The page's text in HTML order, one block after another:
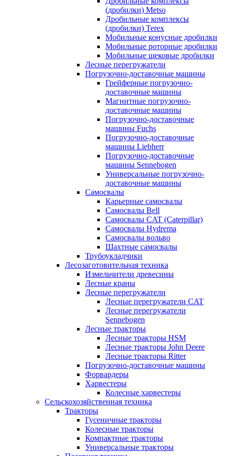
(дробилки) Metso
Дробильные комплексы
(дробилки) Terex
Мобильные конусные дробилки
Мобильные роторные дробилки
Мобильные щековые дробилки
Лесные перегружатели
Погрузочно-доставочные машины
Грейферные погрузочно-
доставочные машины
Магнитные погрузочно-
доставочные машины
Погрузочно-доставочные
машины Fuchs
Погрузочно-доставочные
машины Liebherr
Погрузочно-доставочные
машины Sennebogen
Универсальные погрузочно-
доставочные машины
Самосвалы
Карьерные самосвалы
Самосвалы Bell
Самосвалы CAT (Caterpillar)
Самосвалы Hydrema
Самосвалы вольво
Шахтные самосвалы
Трубоукладчики
Лесозаготовительная техника
Измельчители древесины
Лесные краны
Лесные перегружатели
Лесные перегружатели CAT
Лесные перегружатели
Sennebogen
Лесные тракторы
Лесные тракторы HSM
Лесные тракторы John Deere
Лесные тракторы Ritter
Погрузочно-доставочные машины
Форвардеры
Харвестеры
Колесные харвестеры
Сельскохозяйственная техника
Тракторы
Гусеничные тракторы
Колесные тракторы
Компактные тракторы
Универсальные тракторы